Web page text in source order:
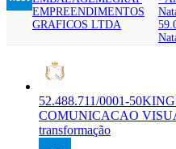
EMPREENDIMENTOS
GRAFICOS LTDA
52.488.711/0001-50
COMUNICACAO
transformação